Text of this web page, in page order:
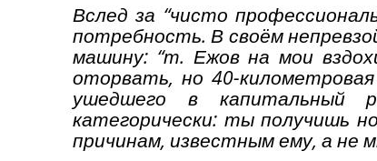
Вслед за “чисто
потребность. В своём
машину: “т. Ежов на мои
оторвать, но 40-
ушедшего в капитальный
категорически: ты получишь
причинам, известным ему, а не